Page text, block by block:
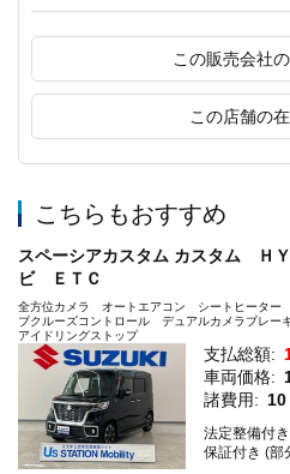
この販売会社
この店舗の
こちらもおすすめ
スペーシアカスタム カスタム
ビ ＥＴＣ
全方位カメラ オートエアコン シートヒーター
ブクルーズコントロール デュアルカメラブレ
アイドリングストップ
支払総額:
車両価格:
諸費用: 10
法定整備付き
保証付き (部